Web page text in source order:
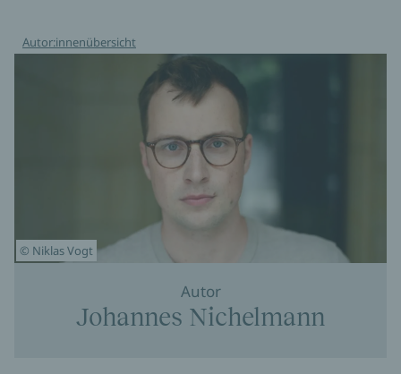
Autor:innenübersicht
© Niklas Vogt
Autor
Johannes Nichelmann